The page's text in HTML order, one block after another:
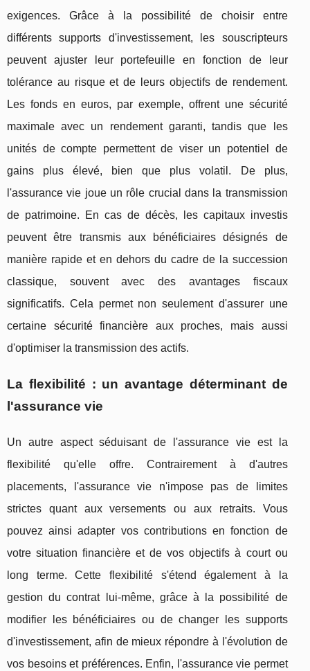
exigences. Grâce à la possibilité de choisir entre
différents supports d'investissement, les souscripteurs
peuvent ajuster leur portefeuille en fonction de leur
tolérance au risque et de leurs objectifs de rendement.
Les fonds en euros, par exemple, offrent une sécurité
maximale avec un rendement garanti, tandis que les
unités de compte permettent de viser un potentiel de
gains plus élevé, bien que plus volatil. De plus,
l'assurance vie joue un rôle crucial dans la transmission
de patrimoine. En cas de décès, les capitaux investis
peuvent être transmis aux bénéficiaires désignés de
manière rapide et en dehors du cadre de la succession
classique, souvent avec des avantages fiscaux
significatifs. Cela permet non seulement d'assurer une
certaine sécurité financière aux proches, mais aussi
d'optimiser la transmission des actifs.
La flexibilité : un avantage déterminant de
l'assurance vie
Un autre aspect séduisant de l'assurance vie est la
flexibilité qu'elle offre. Contrairement à d'autres
placements, l'assurance vie n'impose pas de limites
strictes quant aux versements ou aux retraits. Vous
pouvez ainsi adapter vos contributions en fonction de
votre situation financière et de vos objectifs à court ou
long terme. Cette flexibilité s'étend également à la
gestion du contrat lui-même, grâce à la possibilité de
modifier les bénéficiaires ou de changer les supports
d'investissement, afin de mieux répondre à l'évolution de
vos besoins et préférences. Enfin, l'assurance vie permet